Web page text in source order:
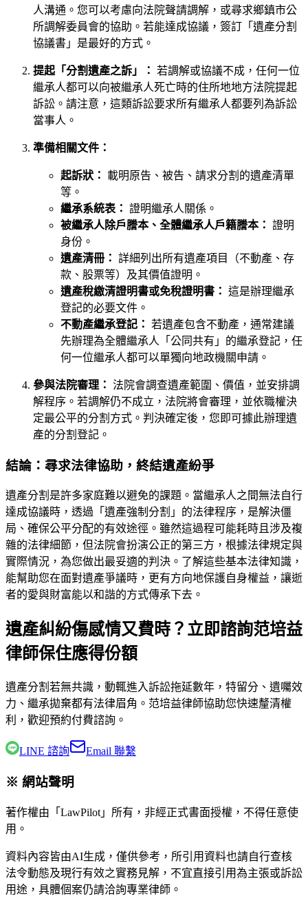
人溝通。您可以考慮向法院聲請調解，或尋求鄉鎮市公
所調解委員會的協助。若能達成協議，簽訂「遺產分割
協議書」是最好的方式。
提起「分割遺產之訴」： 若調解或協議不成，任何一位
繼承人都可以向被繼承人死亡時的住所地地方法院提起
訴訟。請注意，這類訴訟要求所有繼承人都要列為訴訟
當事人。
準備相關文件：
起訴狀： 載明原告、被告、請求分割的遺產清單
等。
繼承系統表： 證明繼承人關係。
被繼承人除戶謄本、全體繼承人戶籍謄本： 證明
身份。
遺產清冊： 詳細列出所有遺產項目（不動產、存
款、股票等）及其價值證明。
遺產稅繳清證明書或免稅證明書： 這是辦理繼承
登記的必要文件。
不動產繼承登記： 若遺產包含不動產，通常建議
先辦理為全體繼承人「公同共有」的繼承登記，任
何一位繼承人都可以單獨向地政機關申請。
參與法院審理： 法院會調查遺產範圍、價值，並安排調
解程序。若調解仍不成立，法院將會審理，並依職權決
定最公平的分割方式。判決確定後，您即可據此辦理遺
產的分割登記。
結論：尋求法律協助，終結遺產紛爭
遺產分割是許多家庭難以避免的課題。當繼承人之間無法自行
達成協議時，透過「遺產強制分割」的法律程序，是解決僵
局、確保公平分配的有效途徑。雖然這過程可能耗時且涉及複
雜的法律細節，但法院會扮演公正的第三方，根據法律規定與
實際情況，為您做出最妥適的判決。了解這些基本法律知識，
能幫助您在面對遺產爭議時，更有方向地保護自身權益，讓逝
者的愛與財富能以和諧的方式傳承下去。
遺產糾紛傷感情又費時？立即諮詢范培益
律師保住應得份額
遺產分割若無共識，動輒進入訴訟拖延數年，特留分、遺囑效
力、繼承拋棄都有法律眉角。 范培益律師協助您快速釐清權
利，歡迎預約付費諮詢。
LINE 諮詢 Email 聯繫
※ 網站聲明
著作權由「LawPilot」所有，非經正式書面授權，不得任意使
用。
資料內容皆由AI生成，僅供參考，所引用資料也請自行查核
法令動態及現行有效之實務見解，不宜直接引用為主張或訴訟
用途，具體個案仍請洽詢專業律師。